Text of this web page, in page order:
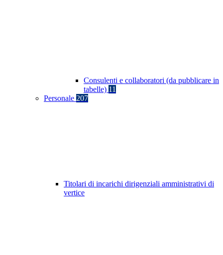
Consulenti e collaboratori (da pubblicare in
tabelle) 11
Personale 207
Titolari di incarichi dirigenziali amministrativi di
vertice